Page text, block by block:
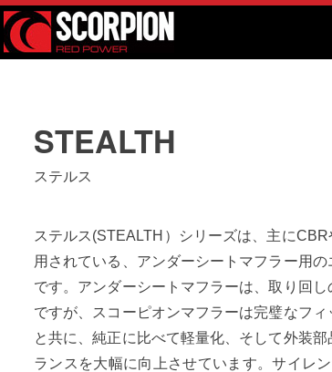
S
k
STEALTH
ステルス
ステルス(STEALTH）シリーズは、主に
用されている、アンダーシートマフラー用
です。アンダーシートマフラーは、取り回
ですが、スコーピオンマフラーは完璧なフ
と共に、純正に比べて軽量化、そして外装
ランスを大幅に向上させています。サイレ